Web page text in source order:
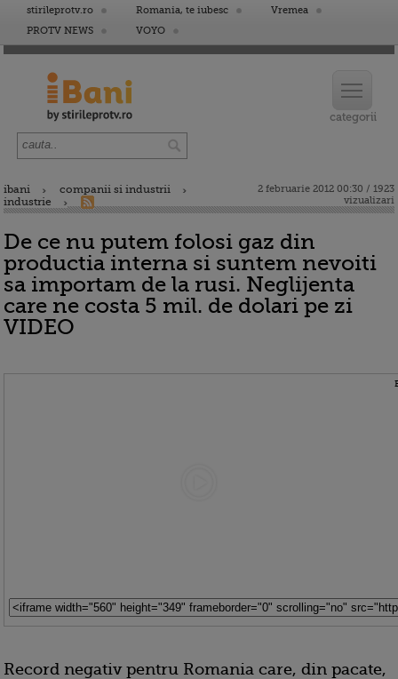
stirileprotv.ro Romania, te iubesc
Vremea
PROTV NEWS
VOYO
ibani
companii si industrii
industrie
2 februarie 2012 00:30 / 1923
vizualizari
De ce nu putem folosi gaz din
productia interna si suntem nevoiti
sa importam de la rusi. Neglijenta
care ne costa 5 mil. de dolari pe zi
VIDEO
Record negativ pentru Romania care, din pacate,